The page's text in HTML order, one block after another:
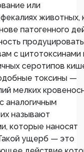
или
животных,
патогенного
продуцировать
с цитотоксинами
серотипов
токсины —
мелких
аналогичным
называют
которые наносят
ущерб — это